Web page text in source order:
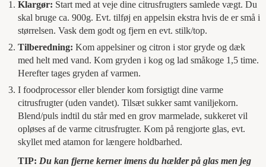
Klargør: Start med at veje dine citrusfrugters samlede vægt. Du
skal bruge ca. 900g. Evt. tilføj en appelsin ekstra hvis de er små i
størrelsen. Vask dem godt og fjern en evt. stilk/top.
Tilberedning: Kom appelsiner og citron i stor gryde og dæk
med helt med vand. Kom gryden i kog og lad småkoge 1,5 time.
Herefter tages gryden af varmen.
I foodprocessor eller blender kom forsigtigt dine varme
citrusfrugter (uden vandet). Tilsæt sukker samt vaniljekorn.
Blend/puls indtil du står med en grov marmelade, sukkeret vil
opløses af de varme citrusfrugter. Kom på rengjorte glas, evt.
skyllet med atamon for længere holdbarhed.
TIP: Du kan fjerne kerner imens du hælder på glas men jeg